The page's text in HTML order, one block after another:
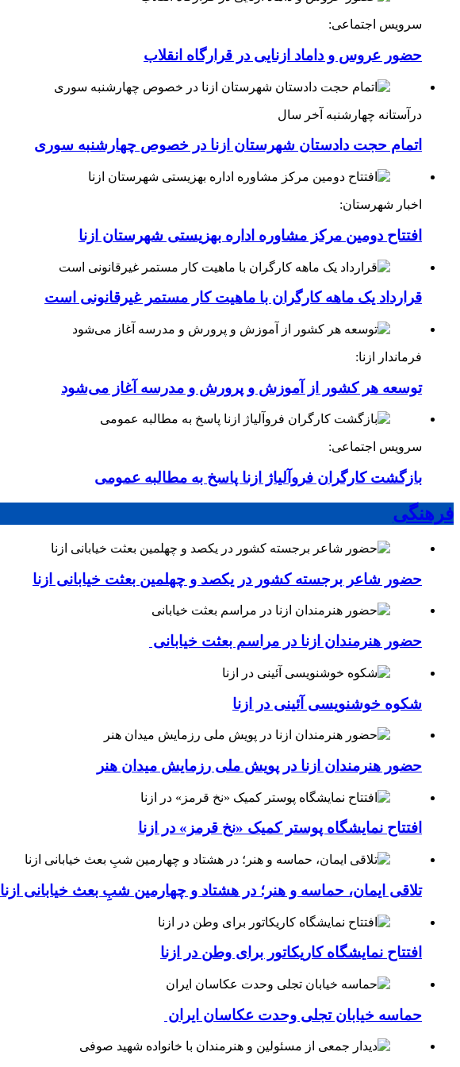
سرویس اجتماعی:
حضور عروس و داماد ازنایی در قرارگاه انقلاب
درآستانه چهارشنبه آخر سال
اتمام حجت دادستان شهرستان ازنا در خصوص چهارشنبه ‌سوری
اخبار شهرستان:
افتتاح دومین مرکز مشاوره اداره بهزیستی شهرستان ازنا
قرارداد یک ماهه کارگران با ماهیت کار مستمر غیرقانونی است
فرماندار ازنا:
توسعه هر کشور از آموزش و پرورش و مدرسه آغاز می‌شود
سرویس اجتماعی:
بازگشت کارگران فروآلیاژ ازنا پاسخ به مطالبه عمومی
فرهنگی
حضور شاعر برجسته کشور در یکصد و چهلمین بعثت خیابانی ازنا
حضور هنرمندان ازنا در مراسم بعثت خیابانی
شکوه خوشنویسی آئینی در ازنا
حضور هنرمندان ازنا در پویش ملی رزمایش میدان هنر
افتتاح نمایشگاه پوستر کمیک «نخ قرمز» در ازنا
تلاقی ایمان، حماسه و هنر؛ در هشتاد و چهارمین شبِ بعث خیابانی ازنا
افتتاح نمایشگاه کاریکاتور برای وطن در ازنا
حماسه خیابان تجلی وحدت عکاسان ایران